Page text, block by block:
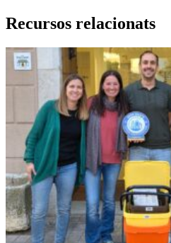
Recursos relacionats